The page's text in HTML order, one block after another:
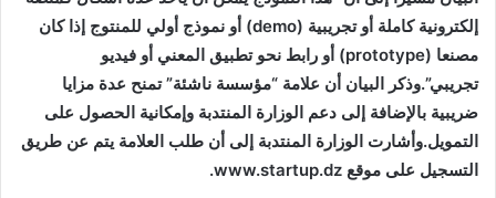
إلكترونية كاملة أو تجريبية (demo) أو نموذج أولي للمنتوج إذا كان
مصنعا (prototype) أو رابط نحو تطبيق المعني أو فيديو
تجريبي”.وذكر البيان أن علامة “مؤسسة ناشئة” تمنح عدة مزايا
ضريبية بالإضافة إلى دعم الوزارة المنتدبة وإمكانية الحصول على
التمويل.وأشارت الوزارة المنتدبة إلى أن طلب العلامة يتم عن طريق
التسجيل على موقع www.startup.dz
.